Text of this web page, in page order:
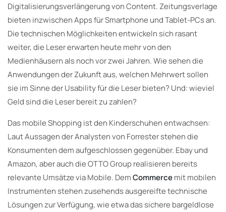
Digitalisierungsverlängerung von Content. Zeitungsverlage
bieten inzwischen Apps für Smartphone und Tablet-PCs an.
Die technischen Möglichkeiten entwickeln sich rasant
weiter, die Leser erwarten heute mehr von den
Medienhäusern als noch vor zwei Jahren. Wie sehen die
Anwendungen der Zukunft aus, welchen Mehrwert sollen
sie im Sinne der Usability für die Leser bieten? Und: wieviel
Geld sind die Leser bereit zu zahlen?
Das mobile Shopping ist den Kinderschuhen entwachsen:
Laut Aussagen der Analysten von Forrester stehen die
Konsumenten dem aufgeschlossen gegenüber. Ebay und
Amazon, aber auch die OTTO Group realisieren bereits
relevante Umsätze via Mobile. DemCommercemit mobilen
Instrumenten stehen zusehends ausgereifte technische
Lösungen zur Verfügung, wie etwa das sichere bargeldlose